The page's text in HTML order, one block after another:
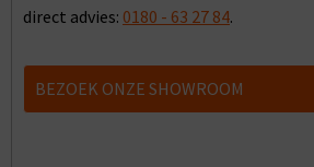
direct advies: 0180 - 63 27 84.
BEZOEK ONZE SHOWROOM